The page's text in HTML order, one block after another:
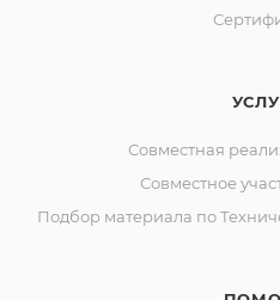
Совместная
Совместное
Подбор материала по